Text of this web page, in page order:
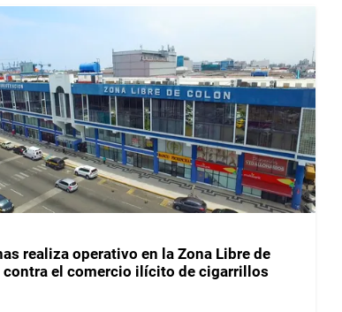
realiza operativo en la Zona Libre de
contra el comercio ilícito de cigarrillos